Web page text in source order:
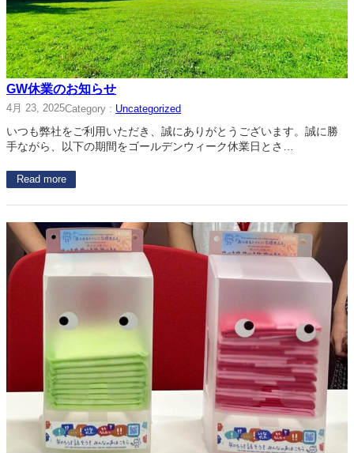
GW休業のお知らせ
4月 23, 2025Category : Uncategorized
いつも弊社をご利用いただき、誠にありがとうございます。誠に勝
手ながら、以下の期間をゴールデンウィーク休業日とさ…
Read more